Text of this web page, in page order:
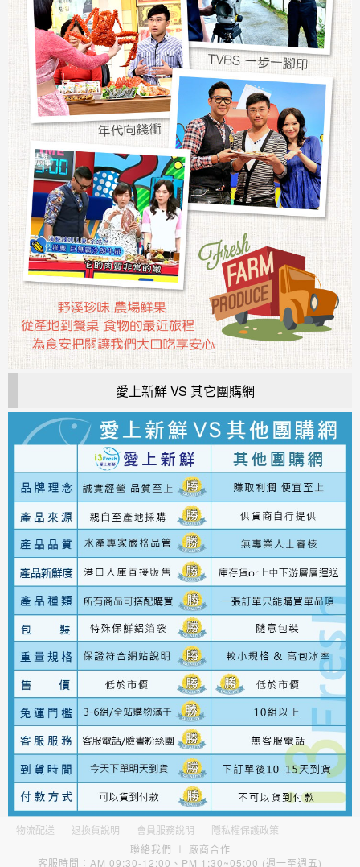
愛上新鮮 VS 其它團購網
物流配送 退換貨說明 會員服務說明
隱私權保護政策
聯絡我們 ∣ 廠商合作
客服時間：AM 09:30-12:00、PM 1:30~05:00 (週一至週五)